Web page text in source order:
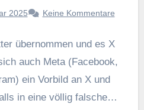
2025 Keine Kommentare
übernommen und es X
auch Meta (Facebook,
ein Vorbild an X und
in eine völlig falsche…